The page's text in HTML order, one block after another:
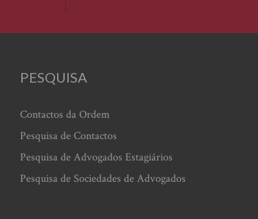
PESQUISA
Contactos da Ordem
Pesquisa de Contactos
Pesquisa de Advogados Estagiários
Pesquisa de Sociedades de Advogados